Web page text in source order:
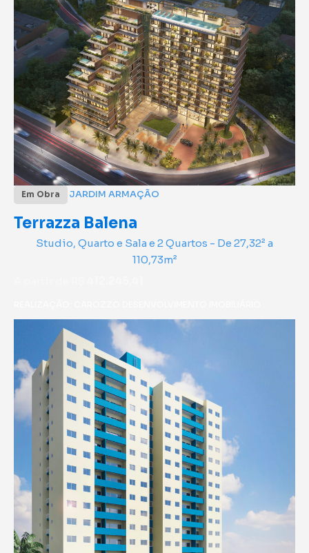
Em Obra JARDIM ARMAÇÃO
Terrazza Balena
Studio, Quarto e Sala e 2 Quartos - De 27,32² a
110,73m²